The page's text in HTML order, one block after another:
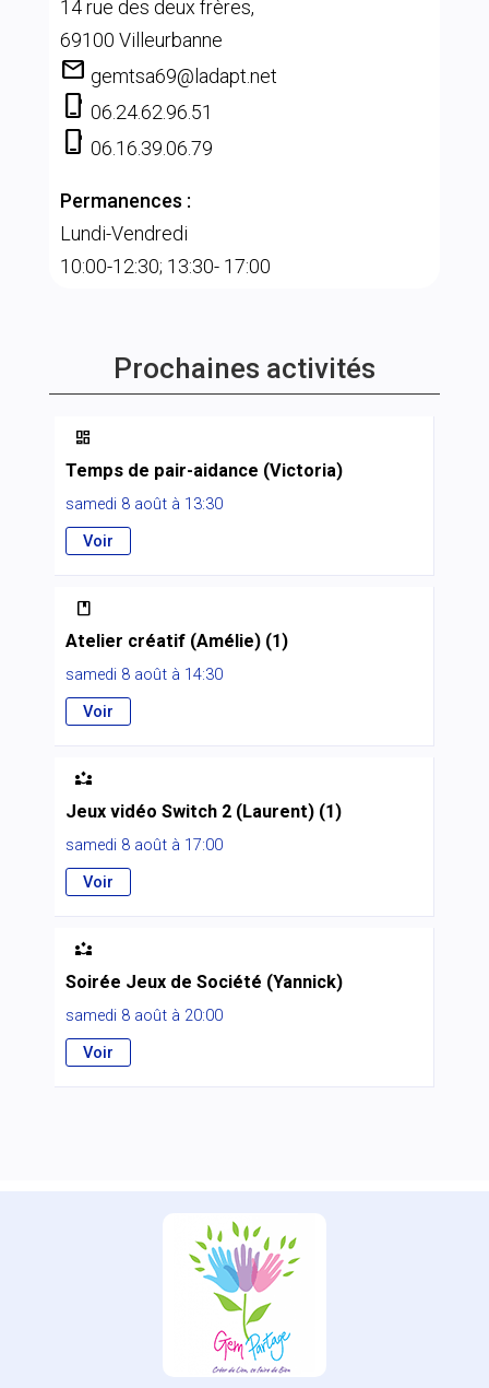
14 rue des deux frères,
69100 Villeurbanne
mail gemtsa69@ladapt.net
phone_iphone 06.24.62.96.51
phone_iphone 06.16.39.06.79
Permanences :
Lundi-Vendredi
10:00-12:30; 13:30- 17:00
Prochaines activités

Temps de pair-aidance (Victoria)
samedi 8 août à 13:30
Voir

Atelier créatif (Amélie) (1)
samedi 8 août à 14:30
Voir

Jeux vidéo Switch 2 (Laurent) (1)
samedi 8 août à 17:00
Voir

Soirée Jeux de Société (Yannick)
samedi 8 août à 20:00
Voir